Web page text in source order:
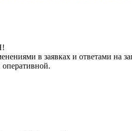
в заявках и ответами